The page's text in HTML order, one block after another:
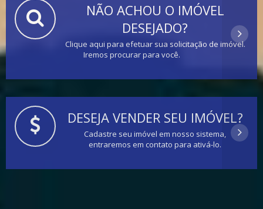
NÃO ACHOU O IMÓVEL
DESEJADO?
Clique aqui para efetuar sua solicitação de imóvel.
Iremos procurar para você.
DESEJA VENDER SEU IMÓVEL?
Cadastre seu imóvel em nosso sistema,
entraremos em contato para ativá-lo.